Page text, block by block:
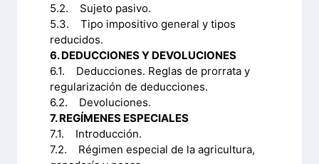
5.2. Sujeto pasivo.
5.3. Tipo impositivo general y tipos
reducidos.
6. DEDUCCIONES Y DEVOLUCIONES
6.1. Deducciones. Reglas de prorrata y
regularización de deducciones.
6.2. Devoluciones.
7. REGÍMENES ESPECIALES
7.1. Introducción.
7.2. Régimen especial de la agricultura,